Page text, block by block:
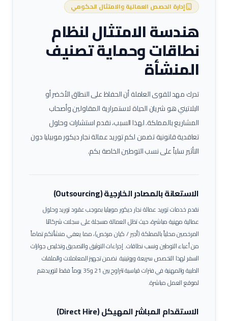
إدارة الحصص العمالية والامتثال الحكومي
هندسة الامتثال لنظام
نطاقات وحماية تصنيف
المنشأة
تدرك مهد للقوى العاملة أن الحفاظ على النطاق الأخضر أو
البلاتيني هو شريان الحياة لاستمرارية المقاولين وأصحاب
المشاريع بالمملكة. لهذا السبب، نقدم استشارات وحلول
تعاقدية قانونية تضمن لكم توريد عمالةنجار ديكور موبيليادون
التأثير سلباً على نسب التوطين الخاصة بكم.
الاستعانة بالمصادر الخارجية (Outsourcing)
نقدم خدمات توريد عمالةنجار ديكور موبيليابموجب عقود توريد وحلول
عمالية مهنية مباشرة، حيث تظل العمالة مسجلة على سجلات شركائنا
المرخصين محلياً بالمملكة (أجير / كيان مرخص)، مما يعفي منشأتكم تماماً
من أعباء التوطين ونسب نطاقات.إجراءات التوثيق والتصديق وتخليص جوازات
السفر لهذا التخصص سريعة وروتينية. نضمن تجهيز المعاملات والملفات
الطبية والمهنية في فترات قياسية تتراوح بين 21 و35 يوماً فقط لتوريدهم
لموقع العمل مباشرة.
الاستقدام المباشر المهيكل (Direct Hire)